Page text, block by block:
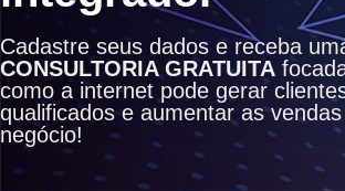
Cadastre seus dados e receba
CONSULTORIA GRATUITA
como a internet pode gerar
qualificados e aumentar as
negócio!